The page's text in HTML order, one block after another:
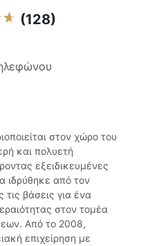
(128)
στον χώρο του
και πολυετή
εξειδικευμένες
ιδρύθηκε από τον
βάσεις για ένα
στον τομέα
Από το 2008,
επιχείρηση με